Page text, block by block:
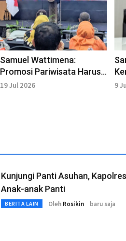
Samuel Wattimena:
Promosi Pariwisata Harus
Seiring Kesiapan Destinasi
19 Jul 2026 9
Kunjungi Panti Asuhan,
Anak-anak Panti
BERITA LAIN Oleh Rosikin baru saja